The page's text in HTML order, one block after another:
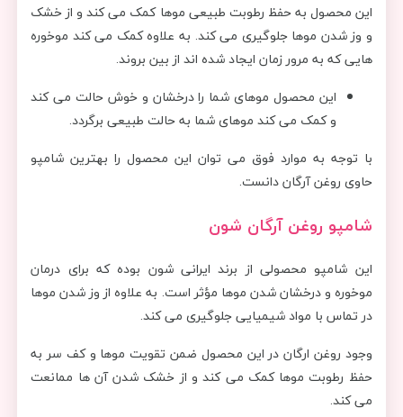
این محصول به حفظ رطوبت طبیعی موها کمک می کند و از خشک
و وز شدن موها جلوگیری می کند. به علاوه کمک می کند موخوره
هایی که به مرور زمان ایجاد شده اند از بین بروند.
این محصول موهای شما را درخشان و خوش حالت می کند
و کمک می کند موهای شما به حالت طبیعی برگردد.
با توجه به موارد فوق می توان این محصول را بهترین شامپو
حاوی روغن آرگان دانست.
شامپو روغن آرگان شون
این شامپو محصولی از برند ایرانی شون بوده که برای درمان
موخوره و درخشان شدن موها مؤثر است. به علاوه از وز شدن موها
در تماس با مواد شیمیایی جلوگیری می کند.
وجود روغن ارگان در این محصول ضمن تقویت موها و کف سر به
حفظ رطوبت موها کمک می کند و از خشک شدن آن ها ممانعت
می کند.